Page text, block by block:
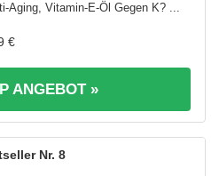
Aging, Vitamin-E-Öl Gegen K? ...
€
ANGEBOT »
8